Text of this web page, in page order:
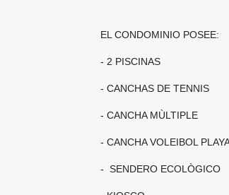
EL CONDOMINIO POSEE:
- 2 PISCINAS
- CANCHAS DE TENNIS
- CANCHA MÙLTIPLE
- CANCHA VOLEIBOL
- SENDERO ECOLÒGICO